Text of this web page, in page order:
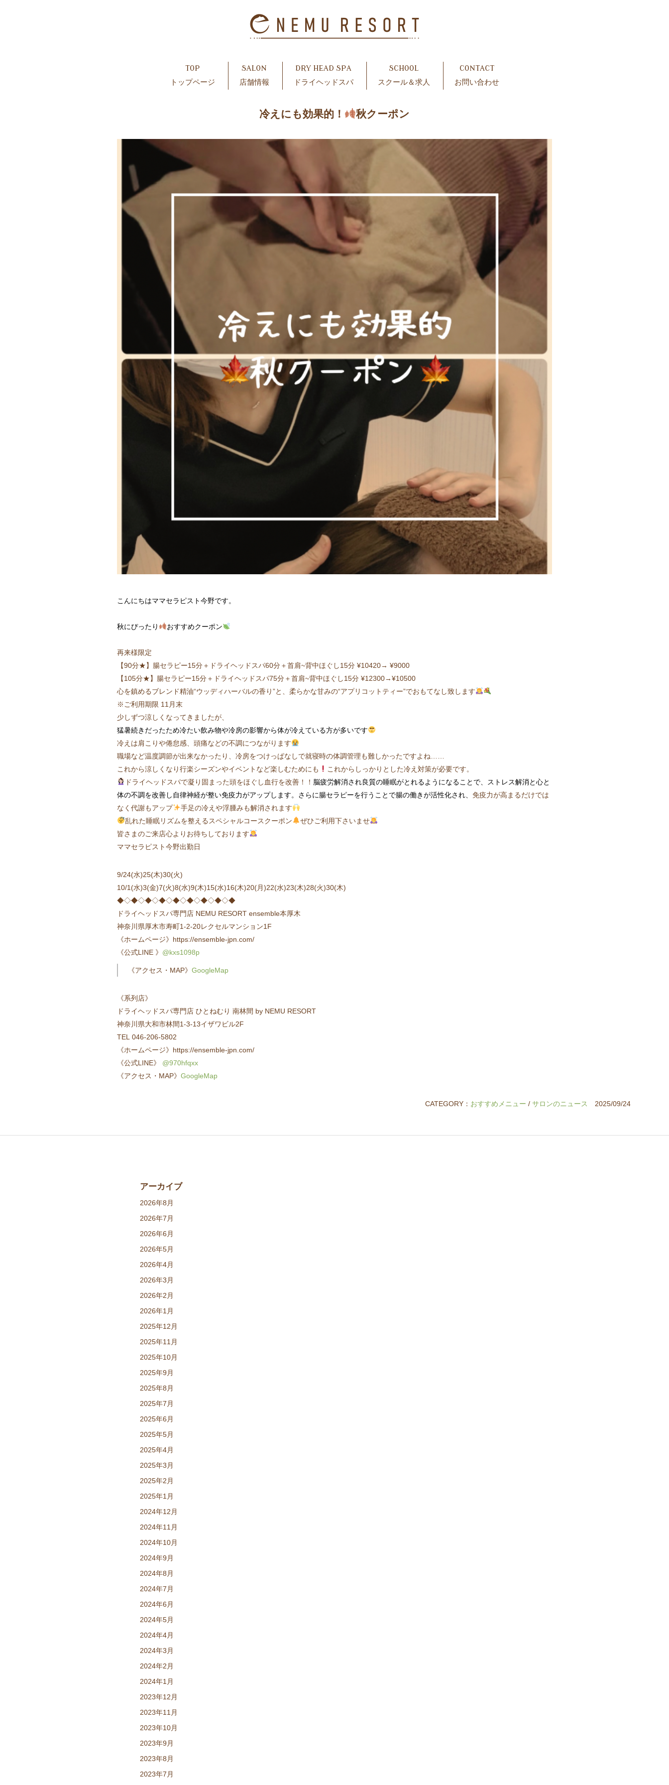
TOP
トップページ
SALON
店舗情報
DRY HEAD SPA
ドライヘッドスパ
SCHOOL
スクール＆求人
CONTACT
お問い合わせ
冷えにも効果的！ 秋クーポン
こんにちはママセラピスト今野です。
秋にぴったり おすすめクーポン
再来様限定
【90分★】腸セラピー15分＋ドライヘッドスパ60分＋首肩~背中ほぐし15分 ¥10420→ ¥9000
【105分★】腸セラピー15分＋ドライヘッドスパ75分＋首肩~背中ほぐし15分 ¥12300→¥10500
心を鎮めるブレンド精油“ウッディハーバルの香り”と、柔らかな甘みの“アプリコットティー”でおもてなし致します
※ご利用期限 11月末
少しずつ涼しくなってきましたが、
猛暑続きだったため冷たい飲み物や冷房の影響から体が冷えている方が多いです
冷えは肩こりや倦怠感、頭痛などの不調につながります
職場など温度調節が出来なかったり、冷房をつけっぱなしで就寝時の体調管理も難しかったですよね……
これから涼しくなり行楽シーズンやイベントなど楽しむためにも
これからしっかりとした冷え対策が必要です。
ドライヘッドスパで凝り固まった頭をほぐし血行を改善！！ 脳疲労解消され良質の睡眠がとれるようになることで、ストレス解消と心と
体の不調を改善し自律神経が整い免疫力がアップします。 さらに腸セラピーを行うことで腸の働きが活性化され、免疫力が高まるだけでは
なく代謝もアップ
手足の冷えや浮腫みも解消されます
乱れた睡眠リズムを整えるスペシャルコースクーポン
ぜひご利用下さいませ
皆さまのご来店心よりお待ちしております
ママセラピスト今野出勤日
9/24(水)25(木)30(火)
10/1(水)3(金)7(火)8(水)9(木)15(水)16(木)20(月)22(水)23(木)28(火)30(木)
◆◇◆◇◆◇◆◇◆◇◆◇◆◇◆◇◆
ドライヘッドスパ専門店 NEMU RESORT ensemble本厚木
神奈川県厚木市寿町1-2-20レクセルマンション1F
《ホームページ》https://ensemble-jpn.com/
《公式LINE 》 @kxs1098p
《アクセス・MAP》GoogleMap
《系列店》
ドライヘッドスパ専門店 ひとねむり 南林間 by NEMU RESORT
神奈川県大和市林間1-3-13イザワビル2F
TEL 046-206-5802
《ホームページ》https://ensemble-jpn.com/
《公式LINE》 @970hfqxx
《アクセス・MAP》GoogleMap
CATEGORY： おすすめメニュー / サロンのニュース 2025/09/24
アーカイブ
2026年8月
2026年7月
2026年6月
2026年5月
2026年4月
2026年3月
2026年2月
2026年1月
2025年12月
2025年11月
2025年10月
2025年9月
2025年8月
2025年7月
2025年6月
2025年5月
2025年4月
2025年3月
2025年2月
2025年1月
2024年12月
2024年11月
2024年10月
2024年9月
2024年8月
2024年7月
2024年6月
2024年5月
2024年4月
2024年3月
2024年2月
2024年1月
2023年12月
2023年11月
2023年10月
2023年9月
2023年8月
2023年7月